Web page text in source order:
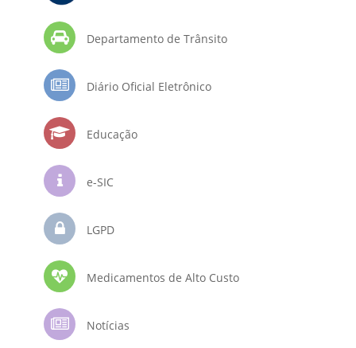
Departamento de Trânsito
Diário Oficial Eletrônico
Educação
e-SIC
LGPD
Medicamentos de Alto Custo
Notícias